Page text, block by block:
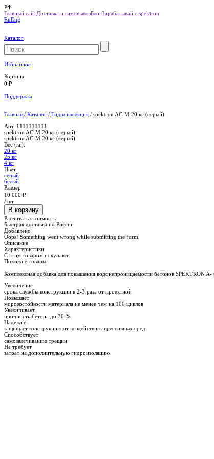
РФ
Главный сайтДоставка и самовывозБлогЗарабатывай с spektron
RuEng
Каталог
Избранное
Корзина
0 ₽
Поддержка
Главная / Каталог / Гидроизоляция / spektron AC-M 20 кг (серый)
Арт. 1111111111
spektron AC-M 20 кг (серый)
spektron AC-M 20 кг (серый)
Вес (кг):
20 кг
25 кг
4 кг
Цвет
серый
белый
Размер
10 000 ₽
/ шт.
Расчитать стоимость
Быстрая доставка по России
Добавлено
Oops! Something went wrong while submitting the form.
Описание
Характеристики
С этим товаром покупают
Похожие товары
Комплексная добавка для повышения водонепроницаемости бетонов SPEKTRON A-
Увеличение
срока службы конструкции в 2-3 раза от проектной
Повышает
морозостойкости материала не менее чем на 100 циклов
Увеличивает
прочность бетона до 30 %
Надежно
защищает конструкцию от воздействия агрессивных сред
Способствует
самозалечиванию трещин
Не требует
затрат на дополнительную гидроизоляцию